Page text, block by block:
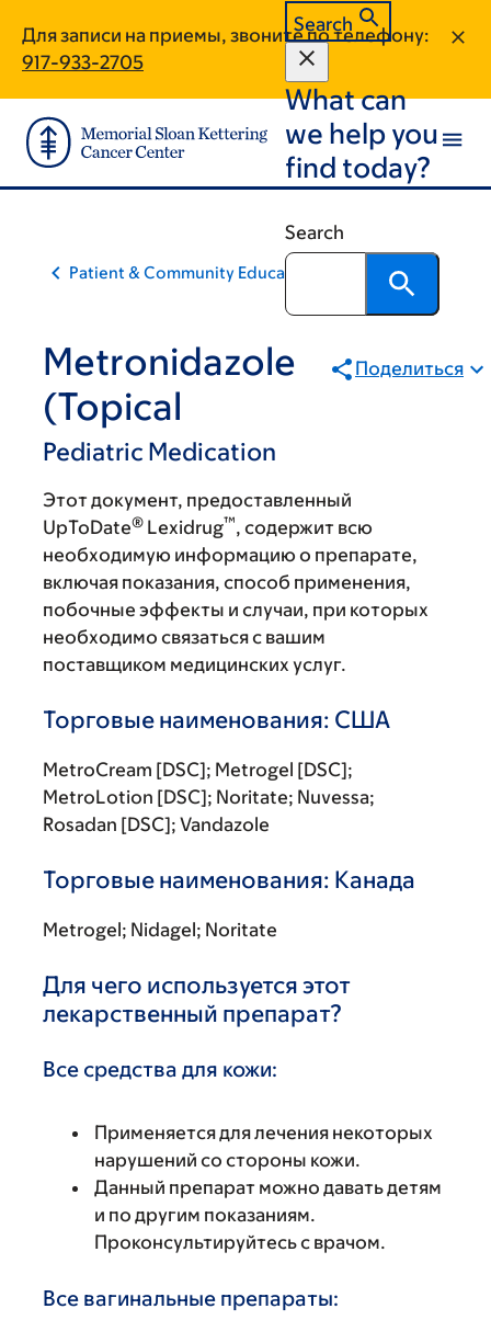
main
content
footer
Для записи на приемы, звоните по телефону:
917-933-2705
Search
What can
we help you
find today?
Search
Patient & Community Education
Metronidazole
(Topical
Pediatric Medication
Поделиться
Этот документ, предоставленный
UpToDate® Lexidrug™, содержит всю
необходимую информацию о препарате,
включая показания, способ применения,
побочные эффекты и случаи, при которых
необходимо связаться с вашим
поставщиком медицинских услуг.
Торговые наименования: США
MetroCream [DSC]; Metrogel [DSC];
MetroLotion [DSC]; Noritate; Nuvessa;
Rosadan [DSC]; Vandazole
Торговые наименования: Канада
Metrogel; Nidagel; Noritate
Для чего используется этот
лекарственный препарат?
Все средства для кожи:
Применяется для лечения некоторых
нарушений со стороны кожи.
Данный препарат можно давать детям
и по другим показаниям.
Проконсультируйтесь с врачом.
Все вагинальные препараты: